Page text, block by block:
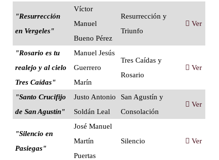
"Resurrección
en Vergeles"
Víctor
Manuel
Bueno Pérez
Resurrección y
Triunfo
Ver
"Rosario es tu
realejo y al cielo
Tres Caídas"
Manuel Jesús
Guerrero
Marín
Tres Caídas y
Rosario
Ver
"Santo Crucifijo
de San Agustín"
Justo Antonio
Soldán Leal
San Agustín y
Consolación
Ver
"Silencio en
Pasiegas"
José Manuel
Martín
Puertas
Silencio Ver